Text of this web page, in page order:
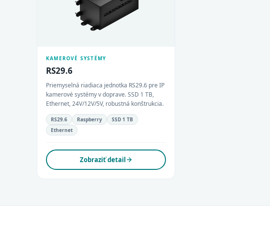
KAMEROVÉ SYSTÉMY
RS29.6
Priemyselná riadiaca jednotka RS29.6 pre IP
kamerové systémy v doprave. SSD 1 TB,
Ethernet, 24V/12V/5V, robustná konštrukcia.
RS29.6 Raspberry
SSD 1 TB
Ethernet
Zobraziť detail